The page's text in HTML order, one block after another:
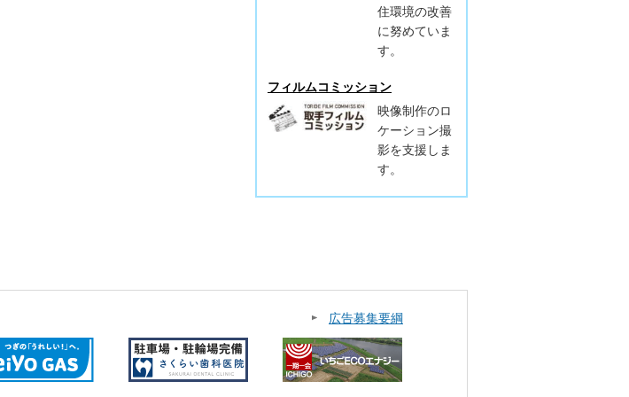
住環境の改善
に努めていま
す。
フィルムコミッション
映像制作のロ
ケーション撮
影を支援しま
す。
広告募集要綱